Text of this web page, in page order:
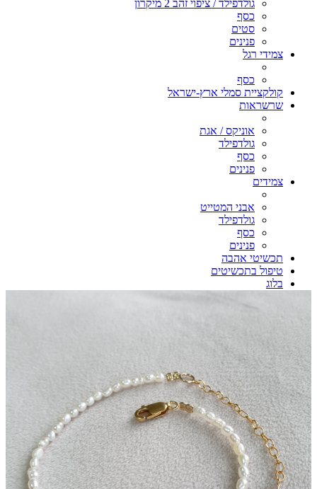
גולדפילד / ציפוי זהב 2 מיקרון
כסף
סטים
פנינים
צמידי רגל
כסף
קולקציית סמלי ארץ-ישראל
שרשראות
אוניקס / אגת
גולדפילד
כסף
פנינים
צמידים
אבני המטייט
גולדפילד
כסף
פנינים
תכשיטי אהבה
טיפול בתכשיטים
בלוג